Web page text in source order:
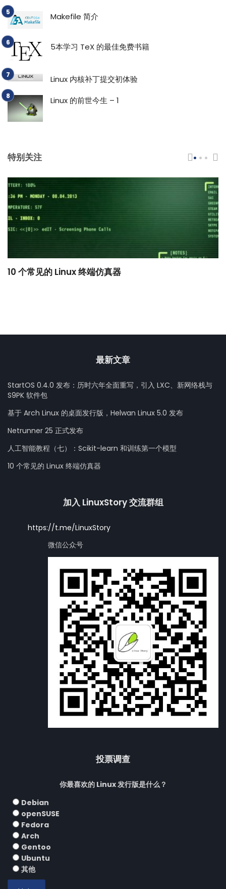
Makefile 简介
5本学习 TeX 的最佳免费书籍
Linux 内核补丁提交初体验
Linux 的前世今生 – 1
特别关注
10 个常见的 Linux 终端仿真器
最新文章
StartOS 0.4.0 发布：历时六年全面重写，引入 LXC、新网络栈与
S9PK 软件包
基于 Arch Linux 的桌面发行版，Helwan Linux 5.0 发布
Netrunner 25 正式发布
人工智能教程（七）：Scikit-learn 和训练第一个模型
10 个常见的 Linux 终端仿真器
加入 LinuxStory 交流群组
https://t.me/LinuxStory
微信公众号
投票调查
你最喜欢的 Linux 发行版是什么？
Debian
openSUSE
Fedora
Arch
Gentoo
Ubuntu
其他